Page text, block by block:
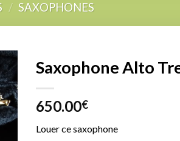
/ SAXOPHONES
Saxophone Alto
650.00€
Louer ce saxophone